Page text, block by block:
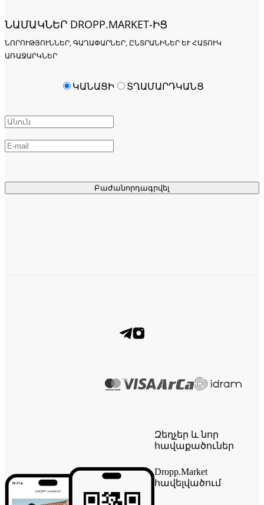
ՆԱՄԱԿՆԵՐ DROPP.MARKET-ԻՑ
ՆՈՐՈՒԹՅՈՒՆՆԵՐ, ԳԱՂԱՓԱՐՆԵՐ, ԸՆՏՐԱՆԻՆԵՐ ԵՒ ՀԱՏՈՒԿ Ա
ՌԱՋԱՐԿՆԵՐ
Բաժանորդագրվել
ԿԱՆԱՑԻ ՏՂԱՄԱՐԴԿԱՆՑ
Զեղչեր և նոր
հավաքածուներ
Dropp.Market
հավելվածում